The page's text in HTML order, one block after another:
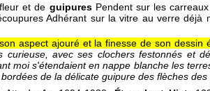
et de guipures Pendent sur les
Adhérant sur la vitre au verre déjà
aspect ajouré et la finesse de son dessin
curieuse, avec ses clochers festonnés et
moi s'étendaient en nappe blanche les
de la délicate guipure des flèches des